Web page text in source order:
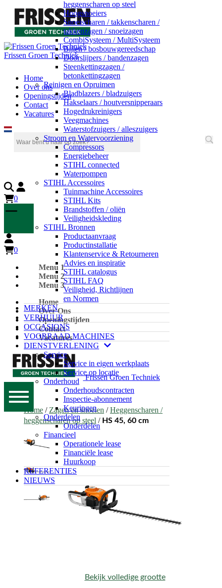
Frissen Groen Techniek
Home
Over ons
Openingstijden
Contact
Vacatures
heggenscharen op steel
Hoogsnoeiers
Snoeischaren / takkenscharen /
takkenzagen / snoeizagen
CombiSysteem / MultiSysteem
Bijlen / bosbouwgereedschap
Doorslijpers / bandenzagen
Steenkettingzagen /
betonkettingzagen
Reinigen en Opruimen
Bladblazers / bladzuigers
Hakselaars / houtversnipperaars
Hogedrukreinigers
Veegmachines
Waterstofzuigers / alleszuigers
Stroom en Watervoorziening
Compressors
Energiebeheer
STIHL connected
Waterpompen
STIHL Accessoires
Tuinmachine Accessoires
STIHL Kits
Brandstoffen / oliën
Veiligheidskleding
STIHL Bronnen
Productaanvraag
Productinstallatie
Klantenservice & Retourneren
Advies en inspiratie
STIHL catalogus
STIHL FAQ
Veiligheid, Richtlijnen
en Normen
MERKEN
VERHUUR
OCCASIONS
VOORRAAD MACHINES
DIENSTVERLENING
Service
Service in eigen werkplaats
Service op locatie
Onderhoud
Onderhoudscontracten
Inspectie-abonnement
Keuringen
Onderdelen
Onderdelen
Financieel
Operationele lease
Financiële lease
Huurkoop
REFERENTIES
NIEUWS
0
0
Menu 1
Menu 2
Menu 3
Home
Over Ons
Openingstijden
Contact
Vacatures
Frissen Groen Techniek
Home / Zagen en snoeien /Heggenscharen /
heggenscharen op steel / HS 45, 60 cm
Bekijk volledige grootte